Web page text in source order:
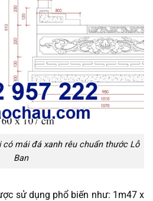
mái đá xanh rêu chuẩn thước Lỗ
Ban
sử dụng phổ biến như: 1m47 x